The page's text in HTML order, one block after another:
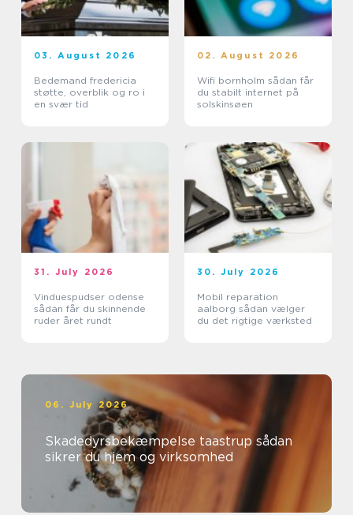
03. August 2026
Bedemand fredericia
støtte, overblik og ro i
en svær tid
02. August 2026
Wifi bornholm sådan får
du stabilt internet på
solskinsøen
31. July 2026
Vinduespudser odense
sådan får du skinnende
ruder året rundt
30. July 2026
Mobil reparation
aalborg sådan vælger
du det rigtige værksted
06. July 2026
Skadedyrsbekæmpelse taastrup sådan
sikrer du hjem og virksomhed